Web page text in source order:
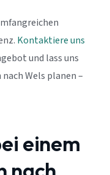
Kontaktiere uns
und lass uns
Wels planen –
einem